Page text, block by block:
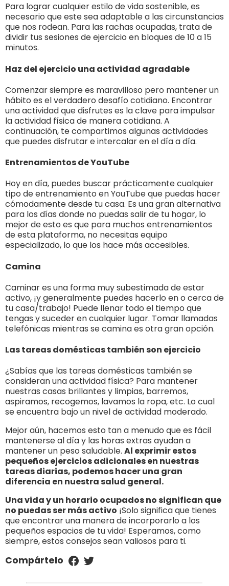
Para lograr cualquier estilo de vida sostenible, es
necesario que este sea adaptable a las circunstancias
que nos rodean. Para las rachas ocupadas, trata de
dividir tus sesiones de ejercicio en bloques de 10 a 15
minutos.
Haz del ejercicio una actividad agradable
Comenzar siempre es maravilloso pero mantener un
hábito es el verdadero desafío cotidiano. Encontrar
una actividad que disfrutes es la clave para impulsar
la actividad física de manera cotidiana. A
continuación, te compartimos algunas actividades
que puedes disfrutar e intercalar en el día a día.
Entrenamientos de YouTube
Hoy en día, puedes buscar prácticamente cualquier
tipo de entrenamiento en YouTube que puedas hacer
cómodamente desde tu casa. Es una gran alternativa
para los días donde no puedas salir de tu hogar, lo
mejor de esto es que para muchos entrenamientos
de esta plataforma, no necesitas equipo
especializado, lo que los hace más accesibles.
Camina
Caminar es una forma muy subestimada de estar
activo, ¡y generalmente puedes hacerlo en o cerca de
tu casa/trabajo! Puede llenar todo el tiempo que
tengas y suceder en cualquier lugar. Tomar llamadas
telefónicas mientras se camina es otra gran opción.
Las tareas domésticas también son ejercicio
¿Sabías que las tareas domésticas también se
consideran una actividad física? Para mantener
nuestras casas brillantes y limpias, barremos,
aspiramos, recogemos, lavamos la ropa, etc. Lo cual
se encuentra bajo un nivel de actividad moderado.
Mejor aún, hacemos esto tan a menudo que es fácil
mantenerse al día y las horas extras ayudan a
mantener un peso saludable. Al exprimir estos
pequeños ejercicios adicionales en nuestras
tareas diarias, podemos hacer una gran
diferencia en nuestra salud general.
Una vida y un horario ocupados no significan que
no puedas ser más activo ¡Solo significa que tienes
que encontrar una manera de incorporarlo a los
pequeños espacios de tu vida! Esperamos, como
siempre, estos consejos sean valiosos para ti.
Compártelo